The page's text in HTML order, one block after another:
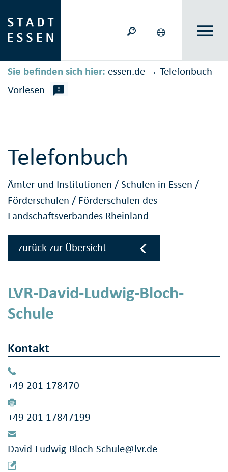
Sie befinden sich hier: essen.de → Telefonbuch
Vorlesen
Telefonbuch
Ämter und Institutionen /Schulen in Essen /
Förderschulen / Förderschulen des
Landschaftsverbandes Rheinland
zurück zur Übersicht
LVR-David-Ludwig-Bloch-
Schule
Kontakt
+49 201 178470
+49 201 17847199
David-Ludwig-Bloch-Schule@lvr.de